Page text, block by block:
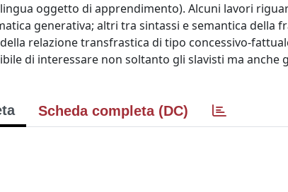
oggetto di apprendimento). Alcuni lavori
generativa; altri tra sintassi e semantica della
relazione transfrastica di tipo concessivo-
di interessare non soltanto gli slavisti ma anche
Scheda completa (DC)